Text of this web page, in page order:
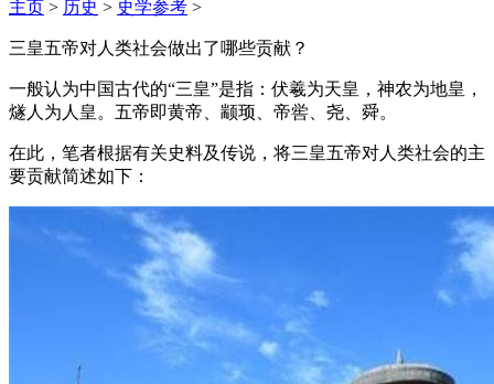
主页 > 历史 > 史学参考 >
三皇五帝对人类社会做出了哪些贡献？
一般认为中国古代的“三皇”是指：伏羲为天皇，神农为地皇，
燧人为人皇。五帝即黄帝、颛顼、帝喾、尧、舜。
在此，笔者根据有关史料及传说，将三皇五帝对人类社会的主
要贡献简述如下：